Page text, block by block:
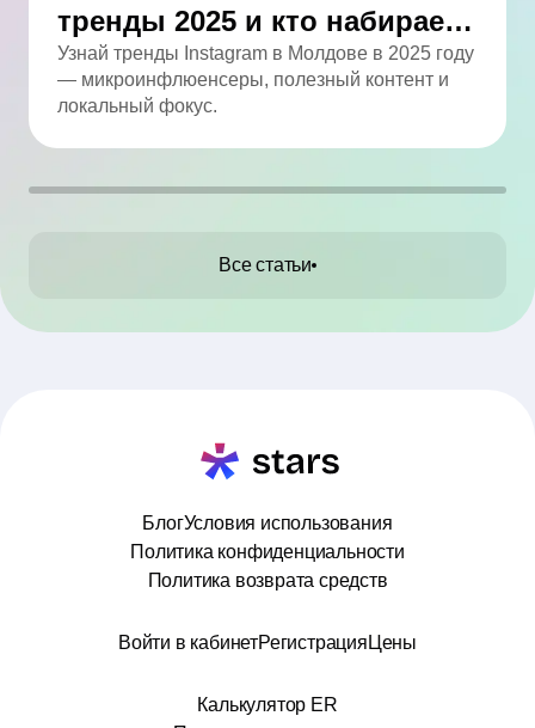
тренды 2025 и кто набирает
обороты
Узнай тренды Instagram в Молдове в 2025 году
— микроинфлюенсеры, полезный контент и
локальный фокус.
Все статьи
БлогУсловия использования
Политика конфиденциальности
Политика возврата средств
Войти в кабинетРегистрация Цены
Калькулятор ER